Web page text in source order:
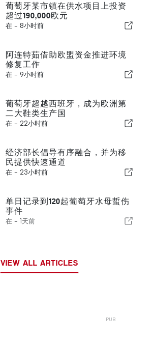
葡萄牙某市镇在供水项目上投资
超过190,000欧元
在 - 8小时前
阿连特茹借助欧盟资金推进环境
修复工作
在 - 9小时前
葡萄牙超越西班牙，成为欧洲第
二大鞋类生产国
在 - 22小时前
经济部长倡导有序融合，并为移
民提供快速通道
在 - 23小时前
单日记录到120起葡萄牙水母蜇伤
事件
在 - 1天前
VIEW ALL ARTICLES